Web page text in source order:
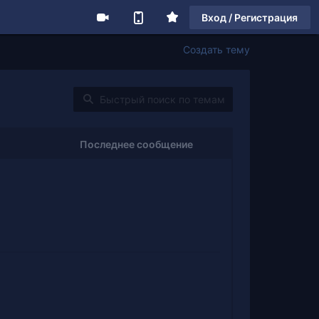
Вход / Регистрация
Создать тему
Последнее сообщение